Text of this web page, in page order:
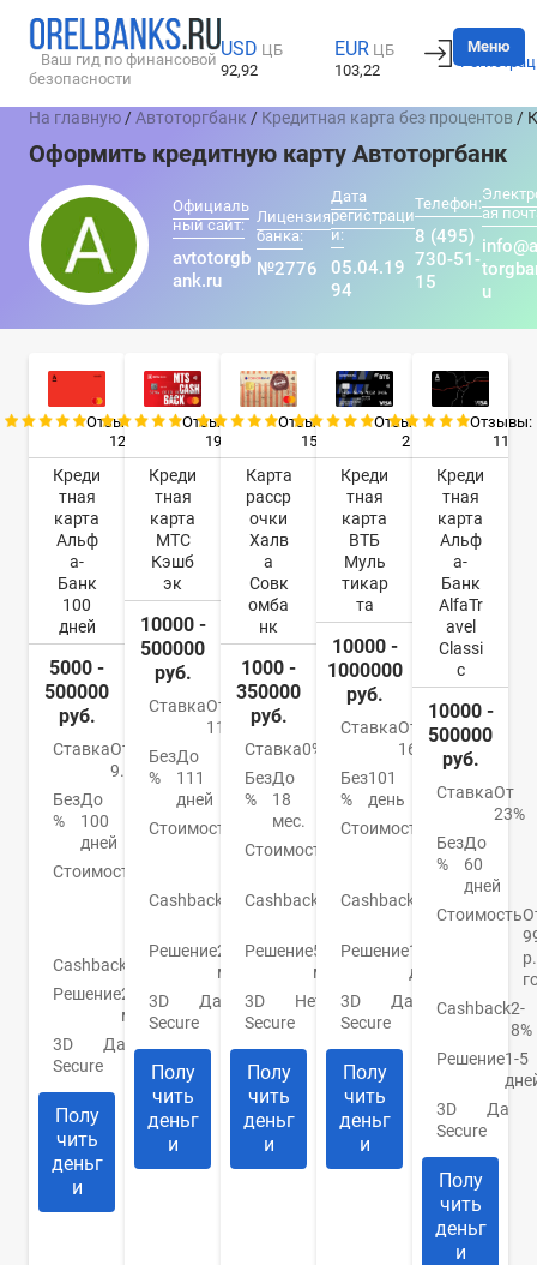
Ваш гид по финансовой
безопасности
USD ЦБ
92,92
EUR ЦБ
103,22
Вход
Меню
На главную /Автоторгбанк / Кредитная карта без процентов /
Оформить кредитную карту Автоторгбанк
Официаль
ный сайт:
avtotorgb
ank.ru
Лицензия
банка:
№2776
Дата
регистраци
и:
05.04.19
94
Телефон:
8 (495)
730-51-
15
ая
u
Отзывы:
12
Креди
тная
карта
Альф
а-
Банк
100
дней
5000 -
500000
руб.
СтавкаОт
9.9%
Без
%
До
100
дней
Стоимость
590
Cashback
Решение2
мин.
3D
Secure
Да
Полу
чить
деньг
и
Отзывы:
19
Креди
тная
карта
МТС
Кэшб
эк
10000 -
500000
руб.
СтавкаОт
11,9%
Без
%
До
111
дней
Стоимость
Cashback
Решение2
мин.
3D
Secure
Да
Полу
чить
деньг
и
Отзывы:
15
Карта
расср
очки
Халв
а
Совк
омба
нк
1000 -
350000
руб.
Ставка0%
Без
%
До
18
мес.
Стоимость
Cashback
До
Решение5
мин.
3D
Secure
Нет
Полу
чить
деньг
и
Отзывы:
2
Креди
тная
карта
ВТБ
Муль
тикар
та
10000 -
1000000
руб.
СтавкаОт
16%
Без
%
101
день
Стоимость
руб.
Cashback
Решение1
день
3D
Secure
Да
Полу
чить
деньг
и
Отзывы:
11
Креди
тная
карта
Альф
а-
Банк
AlfaTr
avel
Classi
c
10000 -
500000
руб.
СтавкаОт
23%
Без
%
До
60
дней
Стоимость
Cashback2-
8%
Решение1-5
3D
Secure
Да
Полу
чить
деньг
и